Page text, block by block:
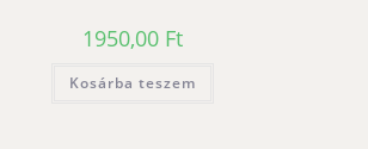
1950,00 Ft
Kosárba teszem